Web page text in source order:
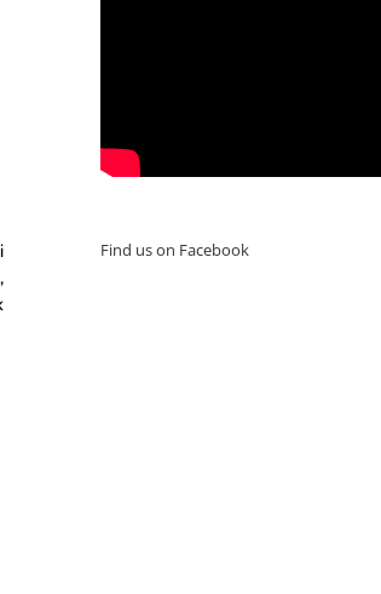
Find us on Facebook